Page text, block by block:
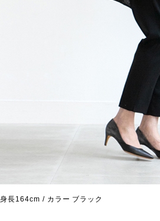
身長164cm / カラー ブラック